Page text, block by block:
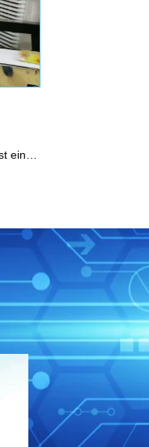
Die dynamische Kontrollwaage ist eine automatische Maschine zur Überprüfung des Gewichts von verpackten Waren mittels Sensor- und digitaler Signalverarbeitungstechnologie. Ein Hochgeschwindigkeits-Kontrollwaagensystem überprüft das Gewicht von Produkten, während es sich mit hoher Geschwindigkeit bewegt, und weist alle Produkte zurück, die über oder unter dem eingestellten Gewicht liegen. Es wird häufig in der Pharma-, Lebensmittel-, Körperpflege- und Leichtindustrie zur Inline-Gewichtskontrolle eingesetzt, um die Produktqualität sicherzustellen.Empfohlener Einsatz von Kontrollwaagensystemen1. Prüfung auf unter-/übergewichtige Packstücke, Einhaltung der Fertigpackmittelverordnung2. Überprüfung auf fehlende Komponenten, um die Vollständigkeit des Produkts sicherzustellen3. Qualitätskontrolle, Gewichtsdaten jedes Produkts werden aufgezeichnet4. Klassifikation der Produkte nach Gewicht5. Realisierung einer Rückkopplungsschleife für Gewichtsinformationen, Optimierung der Abfüll- und Dosierprozesse